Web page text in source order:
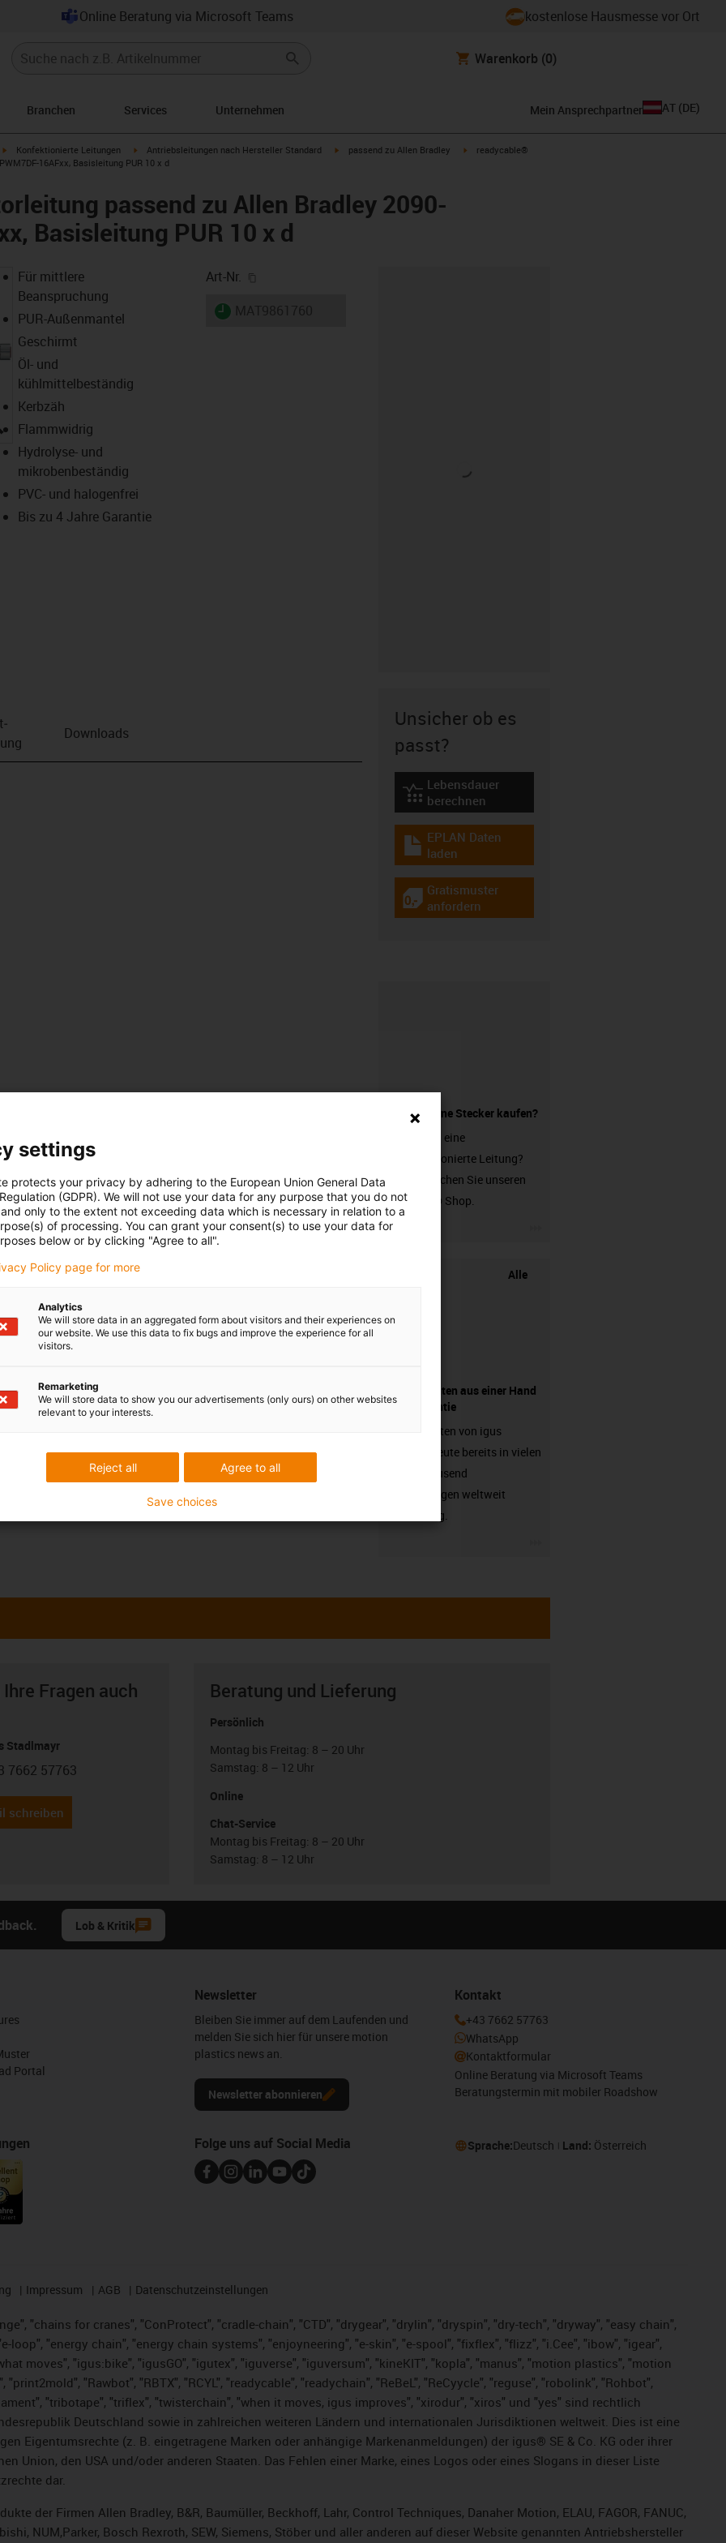
Online Beratung via Microsoft Teams kostenlose Hausmesse vor Ort
Warenkorb (0)
Branchen Services Unternehmen Mein Ansprechpartner AT (DE)
igus-icon-arrow-right
Konfektionierte Leitungen igus-icon-arrow-right
Antriebsleitungen nach Hersteller Standard igus-icon-arrow-right
passend zu Allen Bradley igus-icon-arrow-right
readycable®
16AFxx, Basisleitung PUR 10 x d
passend zu Allen Bradley 2090-
Basisleitung PUR 10 x d
igus-icon-lupe
Für mittlere
Beanspruchung
PUR-Außenmantel
Geschirmt
Öl- und
kühlmittelbeständig
Kerbzäh
Flammwidrig
Hydrolyse- und
mikrobenbeständig
PVC- und halogenfrei
Bis zu 4 Jahre Garantie
Art-Nr.
igus-icon-lieferzeit
Downloads
Unsicher ob es
passt?
igus-icon-lebensdauerrechner
Lebensdauer
berechnen
igus-icon-download-plan
EPLAN Daten
laden
igus-icon-gratismuster
Gratismuster
anfordern
Leitung ohne Stecker kaufen?
Sie suchen eine
unkonfektionierte Leitung?
Dann besuchen Sie unseren
chainflex® Shop.
Alle
Komponenten aus einer Hand
- mit Garantie
Energieketten von igus
arbeiten heute bereits in vielen
hunderttausend
Anwendungen weltweit
zuverlässig.
Fragen auch
Stadlmayr
phone
7662 57763
schreiben
Beratung und Lieferung
Persönlich
Montag bis Freitag: 8 – 20 Uhr
Samstag: 8 – 12 Uhr
Online
Chat-Service
Montag bis Freitag: 8 – 20 Uhr
Samstag: 8 – 12 Uhr
Lob & Kritik
Portal
Newsletter
Bleiben Sie immer auf dem Laufenden und
melden Sie sich hier für unsere motion
plastics news an.
Newsletter abonnieren
Kontakt
+43 7662 57763
WhatsApp
Kontaktformular
Online Beratung via Microsoft Teams
Beratungstermin mit mobiler Roadshow
Folge uns auf Social Media Sprache:Deutsch Land: Österreich
Impressum AGB Datenschutzeinstellungen
"chains for cranes", "ConProtect", "cradle-chain", "CTD", "drygear", "drylin", "dryspin", "dry-tech", "dryway", "easy chain",
loop", "energy chain", "energy chain systems", "enjoyneering", "e-skin", "e-spool", "fixflex", "flizz", "i.Cee", "ibow", "igear",
moves", "igus:bike", "igusGO", "igutex", "iguverse", "iguversum", "kineKIT", "kopla", "manus", "motion plastics", "motion
"Rawbot", "RBTX", "RCYL", "readycable", "readychain", "ReBeL", "ReCyycle", "reguse", "robolink", "Rohbot",
"tribotape", "triflex", "twisterchain", "when it moves, igus improves", "xirodur", "xiros" und "yes" sind rechtlich
Deutschland sowie in zahlreichen weiteren Ländern und internationalen Jurisdiktionen weltweit. Dies ist eine
Eigentumsrechte (z. B. eingetragene Marken oder anhängige Markenanmeldungen) der igus® SE & Co. KG oder ihrer
Union, den USA und/oder anderen Staaten. Das Fehlen einer Marke, eines Logos oder eines Slogans in dieser Liste
dar.
der Firmen Allen Bradley, B&R, Baumüller, Beckhoff, Lahr, Control Techniques, Danaher Motion, ELAU, FAGOR, FANUC,
NUM,Parker, Bosch Rexroth, SEW, Siemens, Stöber und aller anderen auf dieser Website genannten Antriebshersteller
settings
protects your privacy by adhering to the European Union General Data
(GDPR). We will not use your data for any purpose that you do not
only to the extent not exceeding data which is necessary in relation to a
of processing. You can grant your consent(s) to use your data for
below or by clicking "Agree to all".
Policy page for more
Analytics
We will store data in an aggregated form about visitors and their experiences on
our website. We use this data to fix bugs and improve the experience for all
visitors.
Remarketing
We will store data to show you our advertisements (only ours) on other websites
relevant to your interests.
Agree to all
Reject all
Save choices